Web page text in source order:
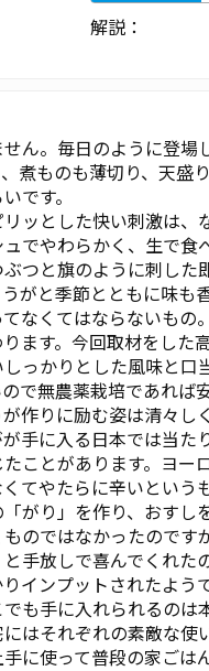
解説：
ん。毎日のように登
煮ものも薄切り、天
です。
ッとした快い刺激は、
でやわらかく、生で
つと旗のように刺し
がと季節とともに味
なくてはならないもの
ます。今回取材をし
っかりとした風味と
で無農薬栽培であれ
作りに励む姿は清々し
手に入る日本では当
ことがあります。ヨ
てやたらに辛いとい
がり」を作り、おす
のではなかったので
手放しで喜んでくれた
インプットされたようで
も手に入れられるの
はそれぞれの素敵な使
に使って普段の家ごは